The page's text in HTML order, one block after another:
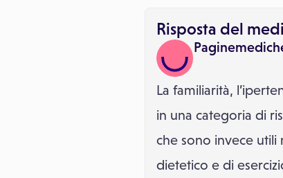
Risposta del
La familiarità,
in una categoria di
che sono invece
dietetico e di